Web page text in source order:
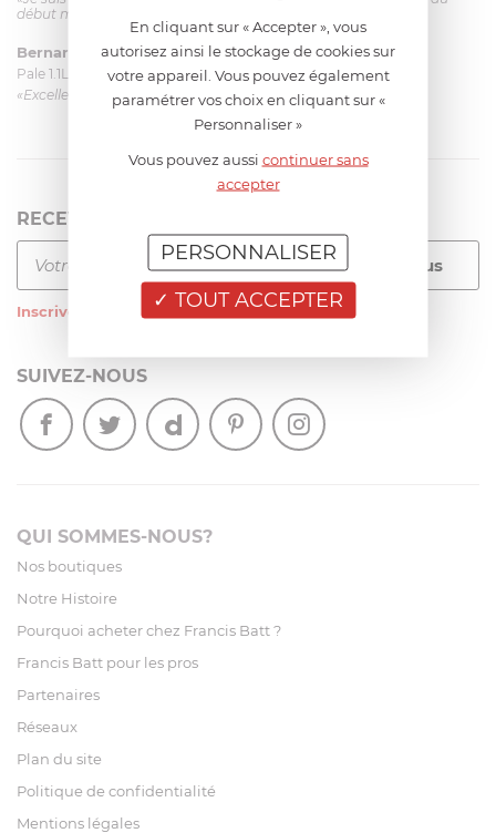
début mais ça le fait. La livraison a été très rapide. ...»
Bernard le 23/06/2026 à 09:43
Pale 1.1L pour Glacier Magimix 11031/121/123/124
«Excellent: produit et livraison»
RECEVEZ LA NEWSLETTER
Inscrivez-vous à notre newsletter
SUIVEZ-NOUS
QUI SOMMES-NOUS?
Nos boutiques
Notre Histoire
Pourquoi acheter chez Francis Batt ?
Francis Batt pour les pros
Partenaires
Réseaux
Plan du site
Politique de confidentialité
Mentions légales
En cliquant sur « Accepter », vous
autorisez ainsi le stockage de cookies sur
votre appareil. Vous pouvez également
paramétrer vos choix en cliquant sur «
Personnaliser »
Vous pouvez aussi continuer sans
accepter
TOUT ACCEPTER
PERSONNALISER